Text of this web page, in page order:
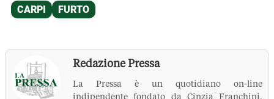
Redazione Pressa
La Pressa è un quotidiano on-line
indipendente fondato da Cinzia Franchini,